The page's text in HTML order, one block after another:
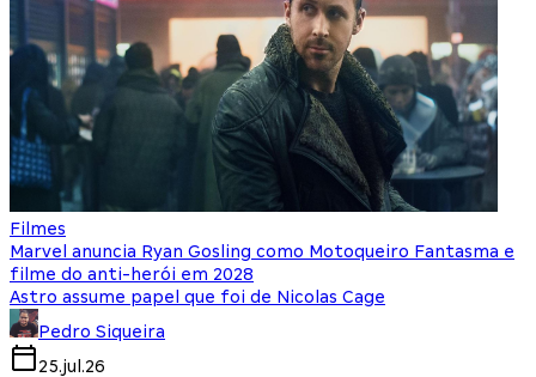
Filmes
Marvel anuncia Ryan Gosling como Motoqueiro Fantasma e
filme do anti-herói em 2028
Astro assume papel que foi de Nicolas Cage
Pedro Siqueira
25.jul.26